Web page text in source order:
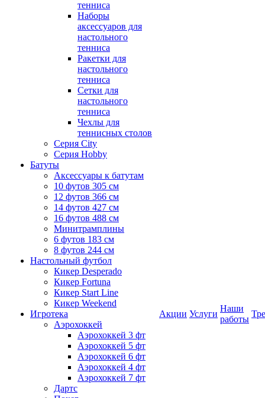
тенниса
Наборы
аксессуаров для
настольного
тенниса
Ракетки для
настольного
тенниса
Сетки для
настольного
тенниса
Чехлы для
теннисных столов
Серия City
Серия Hobby
Батуты
Аксессуары к батутам
10 футов 305 см
12 футов 366 см
14 футов 427 см
16 футов 488 см
Минитрамплины
6 футов 183 см
8 футов 244 см
Настольный футбол
Кикер Desperado
Кикер Fortuna
Кикер Start Line
Кикер Weekend
Игротека
Аэрохоккей
Аэрохоккей 3 фт
Аэрохоккей 5 фт
Аэрохоккей 6 фт
Аэрохоккей 4 фт
Аэрохоккей 7 фт
Дартс
Акции Услуги
Наши
работы